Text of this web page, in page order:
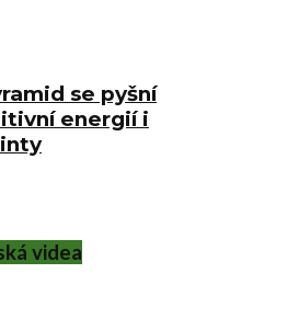
se pyšní
energií i
videa